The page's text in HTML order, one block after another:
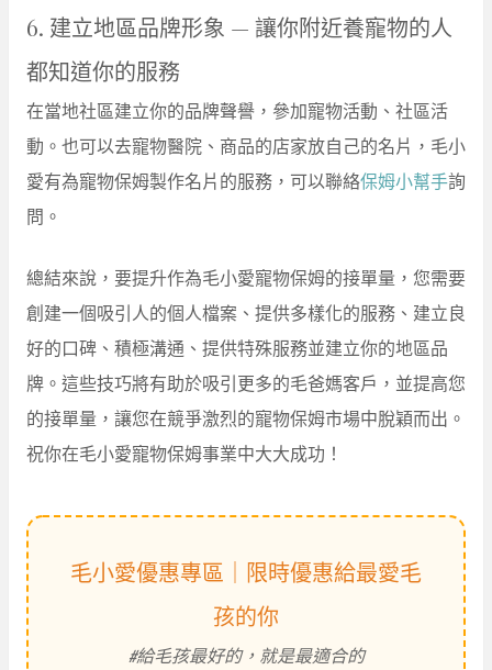
6. 建立地區品牌形象 — 讓你附近養寵物的人
都知道你的服務
在當地社區建立你的品牌聲譽，參加寵物活動、社區活
動。也可以去寵物醫院、商品的店家放自己的名片，毛小
愛有為寵物保姆製作名片的服務，可以聯絡保姆小幫手詢
問。
總結來說，要提升作為毛小愛寵物保姆的接單量，您需要
創建一個吸引人的個人檔案、提供多樣化的服務、建立良
好的口碑、積極溝通、提供特殊服務並建立你的地區品
牌。這些技巧將有助於吸引更多的毛爸媽客戶，並提高您
的接單量，讓您在競爭激烈的寵物保姆市場中脫穎而出。
祝你在毛小愛寵物保姆事業中大大成功！
毛小愛優惠專區｜限時優惠給最愛毛
孩的你
#給毛孩最好的，就是最適合的